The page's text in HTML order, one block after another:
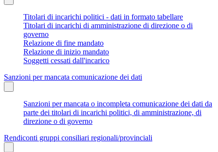
Titolari di incarichi politici - dati in formato tabellare
Titolari di incarichi di amministrazione di direzione o di
governo
Relazione di fine mandato
Relazione di inizio mandato
Soggetti cessati dall'incarico
Sanzioni per mancata comunicazione dei dati
Sanzioni per mancata o incompleta comunicazione dei dati da
parte dei titolari di incarichi politici, di amministrazione, di
direzione o di governo
Rendiconti gruppi consiliari regionali/provinciali